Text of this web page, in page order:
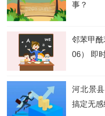
事？
邻苯甲
06） 即
河北景
搞定无